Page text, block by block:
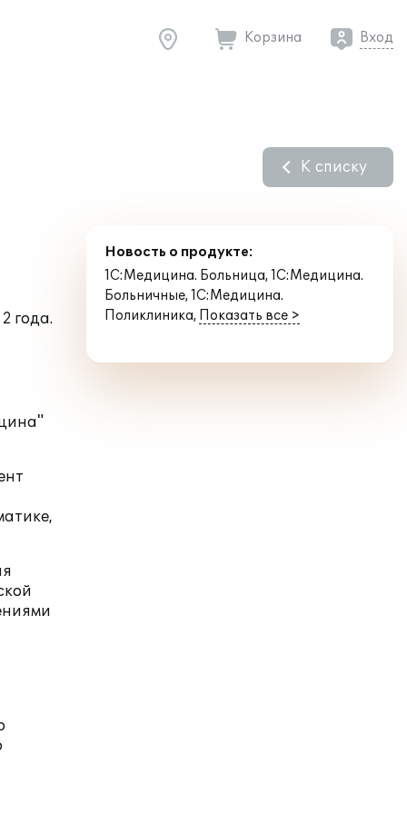
Корзина Вход
К списку
года.
Новость о продукте:
1С:Медицина. Больница,1С:Медицина.
Больничные,1С:Медицина.
Поликлиника, Показать все >